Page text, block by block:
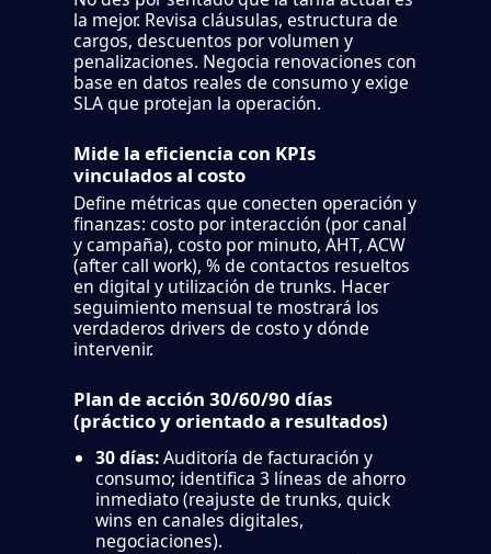
la mejor. Revisa cláusulas, estructura de
cargos, descuentos por volumen y
penalizaciones. Negocia renovaciones con
base en datos reales de consumo y exige
SLA que protejan la operación.
Mide la eficiencia con KPIs
vinculados al costo
Define métricas que conecten operación y
finanzas: costo por interacción (por canal
y campaña), costo por minuto, AHT, ACW
(after call work), % de contactos resueltos
en digital y utilización de trunks. Hacer
seguimiento mensual te mostrará los
verdaderos drivers de costo y dónde
intervenir.
Plan de acción 30/60/90 días
(práctico y orientado a resultados)
30 días:Auditoría de facturación y
consumo; identifica 3 líneas de ahorro
inmediato (reajuste de trunks, quick
wins en canales digitales,
negociaciones).